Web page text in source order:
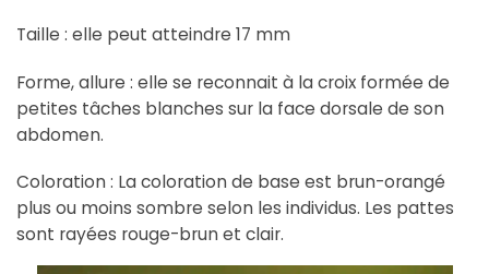
Taille : elle peut atteindre 17 mm
Forme, allure : elle se reconnait à la croix formée de
petites tâches blanches sur la face dorsale de son
abdomen.
Coloration : La coloration de base est brun-orangé
plus ou moins sombre selon les individus. Les pattes
sont rayées rouge-brun et clair.